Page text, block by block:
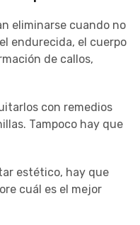
eliminarse cuando no
endurecida, el cuerpo
de callos,
con remedios
Tampoco hay que
estético, hay que
cuál es el mejor